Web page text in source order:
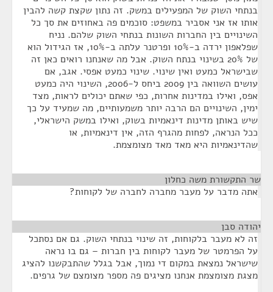
בנתחי השוק של המפעילים במשק. זה נתון שקצת קשה להבין
אותו אז אני אסביר במשפט: סוכמים פה באחוזים את סך כל
השינויים בין החברות השונות בנתחי השוק שלהם. נניח
שפלאפון ירדה ב-10% ופרטנר עלתה ב-10%, אז הגידול הוא
של 20% בשינוי בנתח השוק. אבל מה שאנחנו רואים כאן זה
שבישראל כמעט ואין שינוי. שינוי כמעט אפסי. אגב, אם
עושים השוואה בין 2009 ביחס ל-2006, השינוי היה כמעט
אפס, ואילו במדינות אחרות, כפי שאתם יכולים לראות, מצד
ימין, השינויים הם הרבה יותר משמעותיים, מה שמעיד על כך
שיש באותן מדינות דינאמיות בשוק, ואילו במשק הישראלי,
ככל הנראה, לפחות מהגרף הזה, אין דינאמיות, או
שהדינאמיות היא מאד מאד מצומצמת.
שר התקשורת משה כחלון
אתה מדבר על מעבר מחברה לחברה של לקוחות?
יהודה סבן
זה לא מעבר בלקוחות, זה שינוי בנתחי השוק. גם אם נסתכל
על הפרמטר של מעבר לקוחות בין חברות – גם בו נראה
שישראל נמצאת במקום די נמוך, אבל בגלל שהתבקשנו להציג
מצגת מצומצמת אנחנו מציגים פה מספר מצומצם של גרפים.